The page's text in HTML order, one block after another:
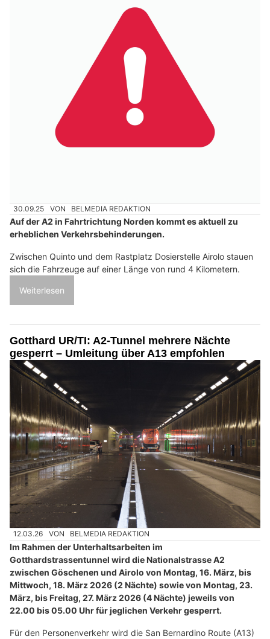
30.09.25 VON BELMEDIA REDAKTION
Auf der A2 in Fahrtrichtung Norden kommt es aktuell zu
erheblichen Verkehrsbehinderungen.
Zwischen Quinto und dem Rastplatz Dosierstelle Airolo stauen
sich die Fahrzeuge auf einer Länge von rund 4 Kilometern.
Weiterlesen
Gotthard UR/TI: A2-Tunnel mehrere Nächte
gesperrt – Umleitung über A13 empfohlen
12.03.26 VON BELMEDIA REDAKTION
Im Rahmen der Unterhaltsarbeiten im
Gotthardstrassentunnel wird die Nationalstrasse A2
zwischen Göschenen und Airolo von Montag, 16. März, bis
Mittwoch, 18. März 2026 (2 Nächte) sowie von Montag, 23.
März, bis Freitag, 27. März 2026 (4 Nächte) jeweils von
22.00 bis 05.00 Uhr für jeglichen Verkehr gesperrt.
Für den Personenverkehr wird die San Bernardino Route (A13)